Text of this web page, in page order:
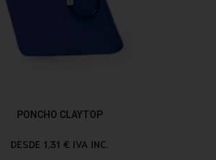
PONCHO CLAYTOP
DESDE 1,31 € IVA INC.